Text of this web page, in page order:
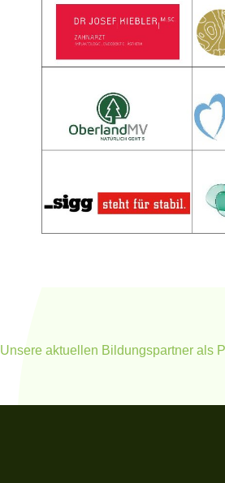
Unsere aktuellen Bildungspartner als